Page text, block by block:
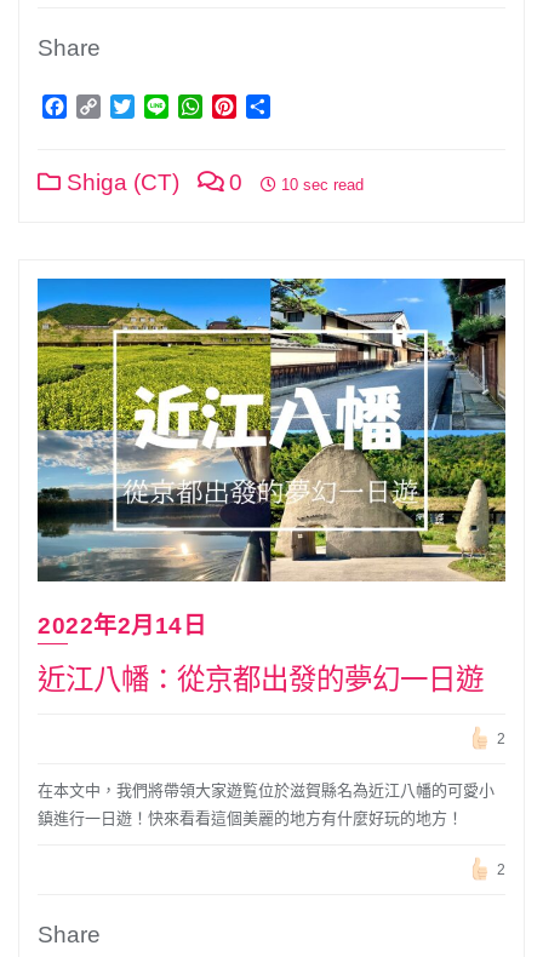
Share
Facebook
Copy TwitterLine WhatsApp
Pinterest
Shiga (CT) 0 10 sec read
2022年2月14日
近江八幡：從京都出發的夢幻一日遊
2
在本文中，我們將帶領大家遊覧位於滋賀縣名為近江八幡的可愛小
鎮進行一日遊！快來看看這個美麗的地方有什麼好玩的地方！
2
Share